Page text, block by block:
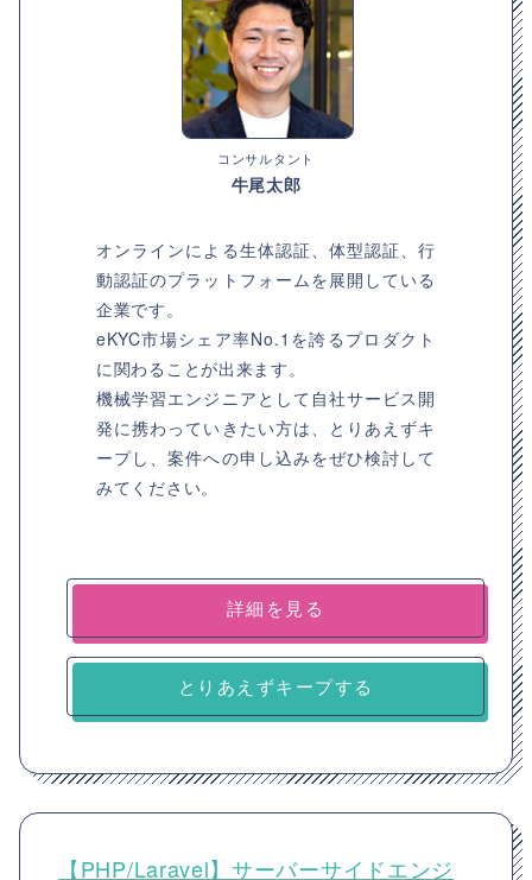
コンサルタント
牛尾太郎
オンラインによる生体認証、体型認証、行
動認証のプラットフォームを展開している
企業です。
eKYC市場シェア率No.1を誇るプロダクト
に関わることが出来ます。
機械学習エンジニアとして自社サービス開
発に携わっていきたい方は、とりあえずキ
ープし、案件への申し込みをぜひ検討して
みてください。
詳細を見る
とりあえずキープする
【PHP/Laravel】サーバーサイドエンジ